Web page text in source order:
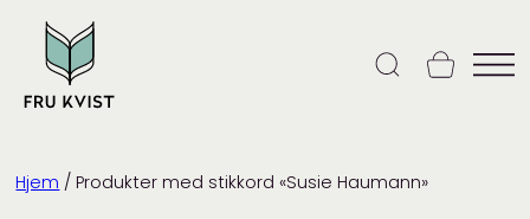
content
Hjem / Produkter med stikkord «Susie Haumann»